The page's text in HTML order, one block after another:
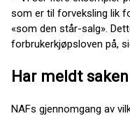
som er til forveksling lik
«som den står-salg».
forbrukerkjøpsloven på,
Har meldt
NAFs gjennomgang av